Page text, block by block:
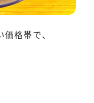
格帯で、